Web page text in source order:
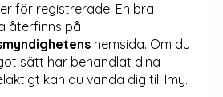
för registrerade. En bra
återfinns på
hemsida. Om du
sätt har behandlat dina
kan du vända dig till Imy.